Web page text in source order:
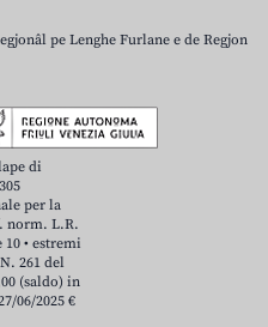
pe Lenghe Furlane e de Regjon
di
per la
norm. L.R.
10 • estremi
261 del
(saldo) in
06/2025 €